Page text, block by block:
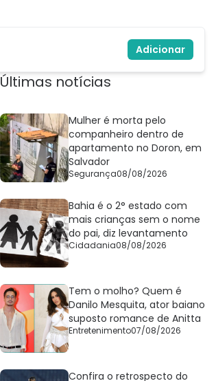
Adicionar
Últimas notícias
Mulher é morta pelo
companheiro dentro de
apartamento no Doron, em
Salvador
Segurança08/08/2026
Bahia é o 2° estado com
mais crianças sem o nome
do pai, diz levantamento
Cidadania08/08/2026
Tem o molho? Quem é
Danilo Mesquita, ator baiano
suposto romance de Anitta
Entretenimento07/08/2026
Confira o retrospecto do